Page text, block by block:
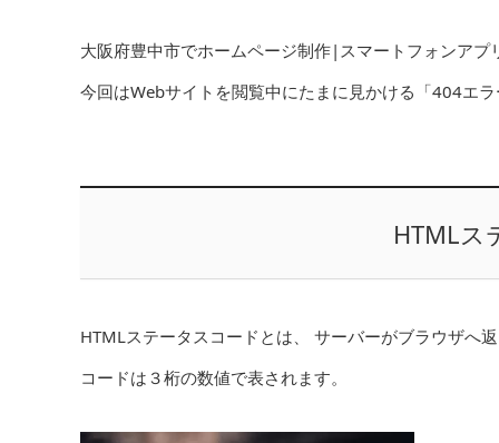
大阪府豊中市でホームページ制作|スマートフォンア
今回はWebサイトを閲覧中にたまに見かける「404エ
HTMLス
HTMLステータスコードとは、 サーバーがブラウザへ
コードは３桁の数値で表されます。